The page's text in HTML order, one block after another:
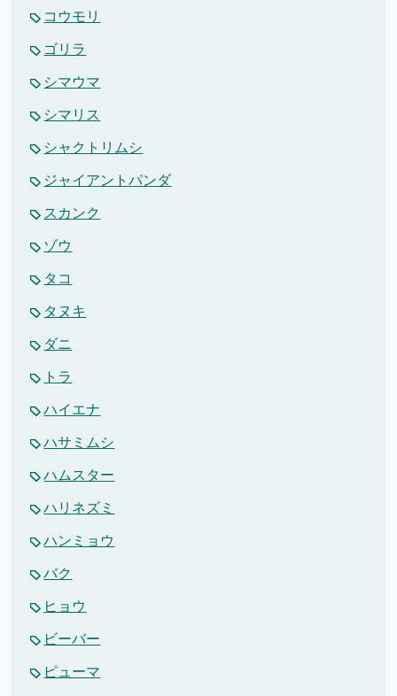
コウモリ
ゴリラ
シマウマ
シマリス
シャクトリムシ
ジャイアントパンダ
スカンク
ゾウ
タコ
タヌキ
ダニ
トラ
ハイエナ
ハサミムシ
ハムスター
ハリネズミ
ハンミョウ
バク
ヒョウ
ビーバー
ピューマ